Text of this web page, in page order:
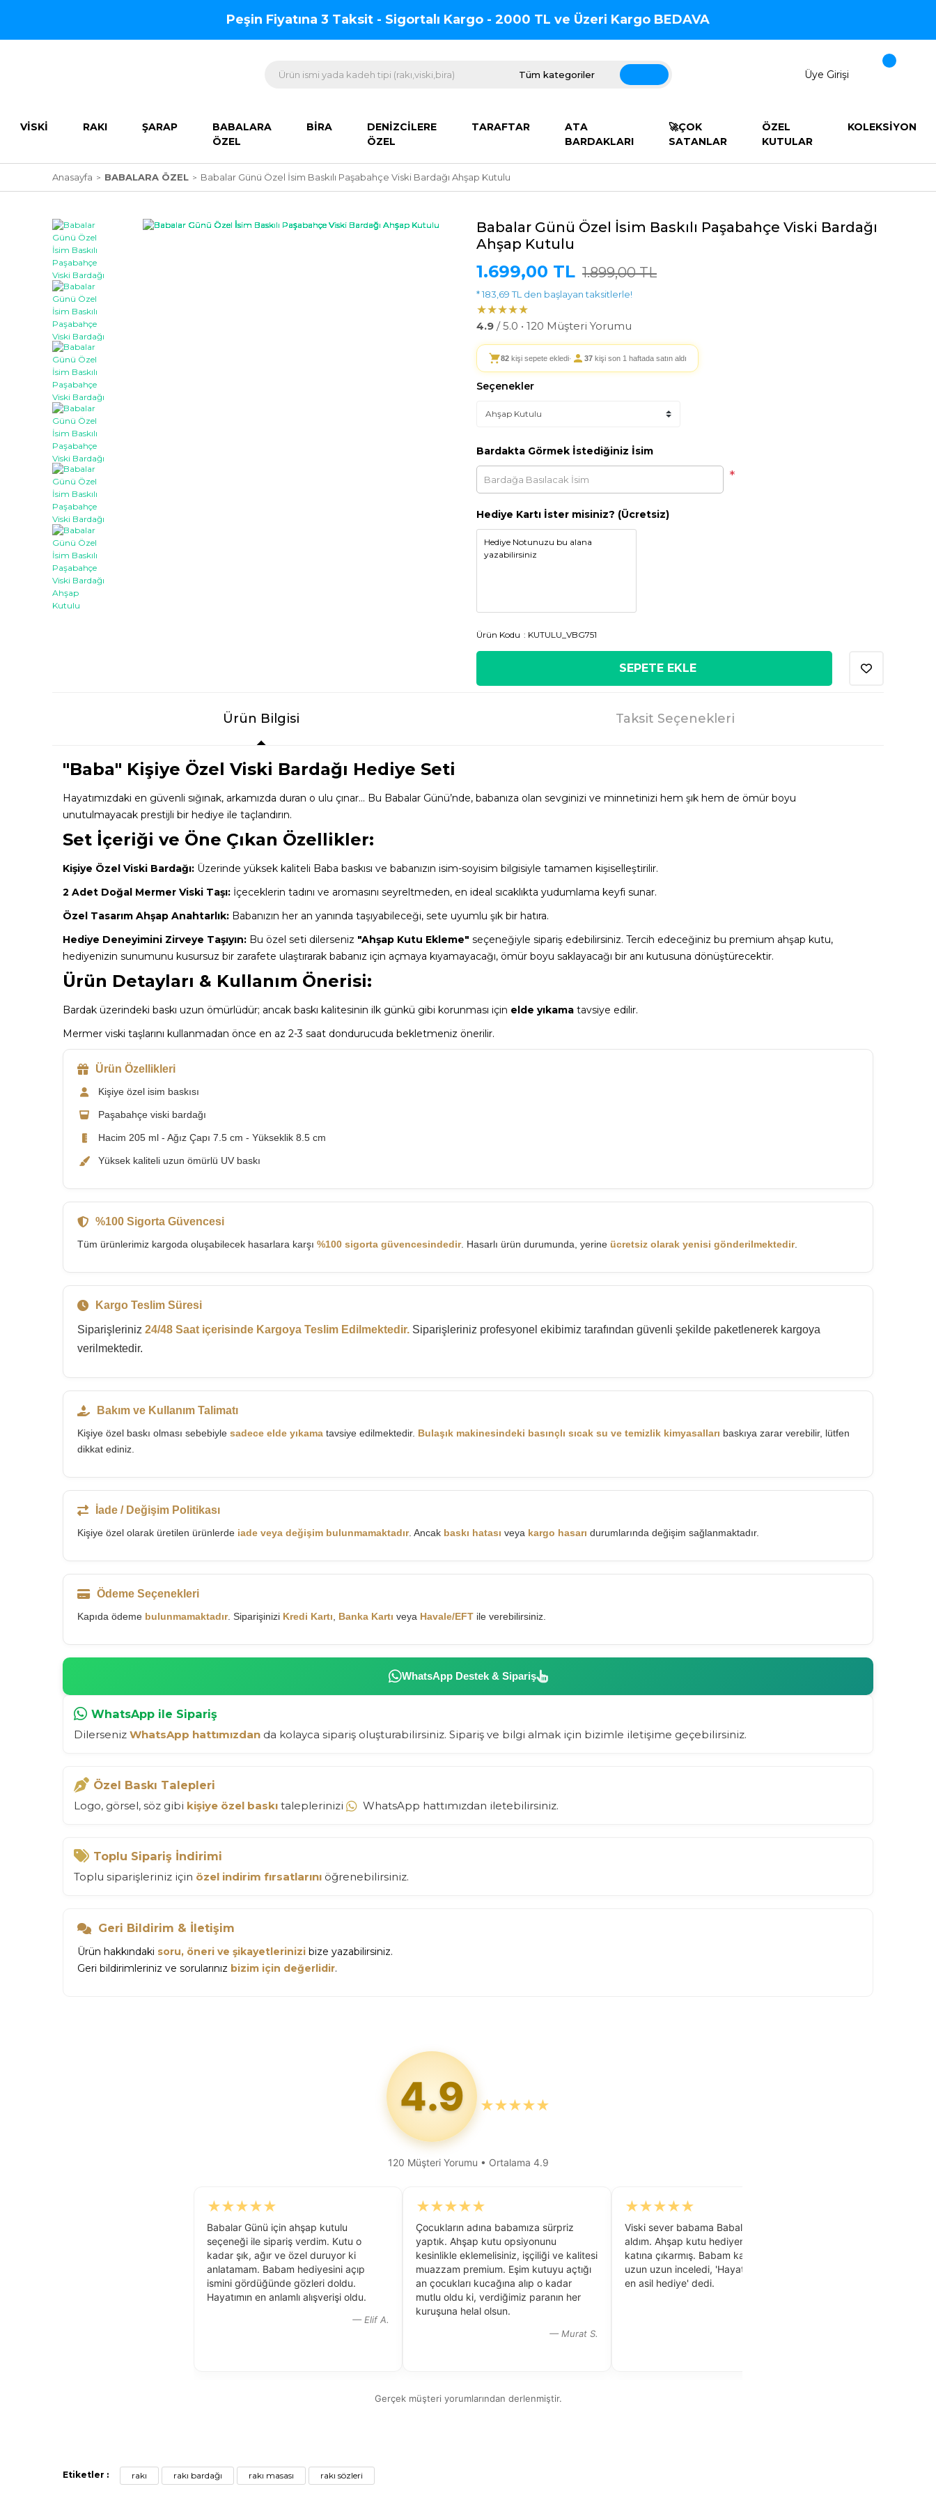
Peşin Fiyatına 3 Taksit - Sigortalı Kargo - 2000 TL ve Üzeri Kargo BEDAVA
Üye Girişi
VİSKİ RAKI ŞARAP
BABALARA
ÖZEL
BİRA
DENİZCİLERE
ÖZEL
TARAFTAR
ATA
BARDAKLARI
🚀ÇOK
SATANLAR
ÖZEL
KUTULAR
KOLEKSİYON
Anasayfa BABALARA ÖZEL Babalar Günü Özel İsim Baskılı Paşabahçe Viski Bardağı Ahşap Kutulu
Babalar Günü Özel İsim Baskılı Paşabahçe Viski Bardağı
Ahşap Kutulu
1.699,00 TL 1.899,00 TL
* 183,69 TL den başlayan taksitlerle!
★★★★★
4.9 / 5.0 • 120 Müşteri Yorumu
82 kişi sepete ekledi· 37 kişi son 1 haftada satın aldı
Seçenekler
Bardakta Görmek İstediğiniz İsim
*
Hediye Kartı İster misiniz? (Ücretsiz)
Ürün Kodu KUTULU_VBG751
SEPETE EKLE
Ürün Bilgisi Taksit Seçenekleri
"Baba" Kişiye Özel Viski Bardağı Hediye Seti
Hayatımızdaki en güvenli sığınak, arkamızda duran o ulu çınar... Bu Babalar Günü’nde, babanıza olan sevginizi ve minnetinizi hem şık hem de ömür boyu
unutulmayacak prestijli bir hediye ile taçlandırın.
Set İçeriği ve Öne Çıkan Özellikler:
Kişiye Özel Viski Bardağı: Üzerinde yüksek kaliteli Baba baskısı ve babanızın isim-soyisim bilgisiyle tamamen kişiselleştirilir.
2 Adet Doğal Mermer Viski Taşı: İçeceklerin tadını ve aromasını seyreltmeden, en ideal sıcaklıkta yudumlama keyfi sunar.
Özel Tasarım Ahşap Anahtarlık: Babanızın her an yanında taşıyabileceği, sete uyumlu şık bir hatıra.
Hediye Deneyimini Zirveye Taşıyın: Bu özel seti dilerseniz "Ahşap Kutu Ekleme" seçeneğiyle sipariş edebilirsiniz. Tercih edeceğiniz bu premium ahşap kutu,
hediyenizin sunumunu kusursuz bir zarafete ulaştırarak babanız için açmaya kıyamayacağı, ömür boyu saklayacağı bir anı kutusuna dönüştürecektir.
Ürün Detayları & Kullanım Önerisi:
Bardak üzerindeki baskı uzun ömürlüdür; ancak baskı kalitesinin ilk günkü gibi korunması için elde yıkama tavsiye edilir.
Mermer viski taşlarını kullanmadan önce en az 2-3 saat dondurucuda bekletmeniz önerilir.
Ürün Özellikleri
Kişiye özel isim baskısı
Paşabahçe viski bardağı
Hacim 205 ml - Ağız Çapı 7.5 cm - Yükseklik 8.5 cm
Yüksek kaliteli uzun ömürlü UV baskı
%100 Sigorta Güvencesi
Tüm ürünlerimiz kargoda oluşabilecek hasarlara karşı %100 sigorta güvencesindedir. Hasarlı ürün durumunda, yerine ücretsiz olarak yenisi gönderilmektedir.
Kargo Teslim Süresi
Siparişleriniz 24/48 Saat içerisinde Kargoya Teslim Edilmektedir. Siparişleriniz profesyonel ekibimiz tarafından güvenli şekilde paketlenerek kargoya
verilmektedir.
Bakım ve Kullanım Talimatı
Kişiye özel baskı olması sebebiyle sadece elde yıkama tavsiye edilmektedir. Bulaşık makinesindeki basınçlı sıcak su ve temizlik kimyasalları baskıya zarar verebilir, lütfen
dikkat ediniz.
İade / Değişim Politikası
Kişiye özel olarak üretilen ürünlerde iade veya değişim bulunmamaktadır. Ancak baskı hatası veya kargo hasarı durumlarında değişim sağlanmaktadır.
Ödeme Seçenekleri
Kapıda ödeme bulunmamaktadır. Siparişinizi Kredi Kartı Banka Kartı veya Havale/EFT ile verebilirsiniz.
WhatsApp Destek & Sipariş
WhatsApp ile Sipariş
Dilerseniz WhatsApp hattımızdan da kolayca sipariş oluşturabilirsiniz. Sipariş ve bilgi almak için bizimle iletişime geçebilirsiniz.
Özel Baskı Talepleri
Logo, görsel, söz gibi kişiye özel baskı taleplerinizi WhatsApp hattımızdan iletebilirsiniz.
Toplu Sipariş İndirimi
Toplu siparişleriniz için özel indirim fırsatlarını öğrenebilirsiniz.
Geri Bildirim & İletişim
Ürün hakkındaki soru, öneri ve şikayetlerinizi bize yazabilirsiniz.
Geri bildirimleriniz ve sorularınız bizim için değerlidir.
4.9 ★★★★★
120 Müşteri Yorumu • Ortalama 4.9
★★★★★
Babalar Günü için ahşap kutulu
seçeneği ile sipariş verdim. Kutu o
kadar şık, ağır ve özel duruyor ki
anlatamam. Babam hediyesini açıp
ismini gördüğünde gözleri doldu.
Hayatımın en anlamlı alışverişi oldu.
— Elif A.
★★★★★
Çocukların adına babamıza sürpriz
yaptık. Ahşap kutu opsiyonunu
kesinlikle eklemelisiniz, işçiliği ve kalitesi
muazzam premium. Eşim kutuyu açtığı
an çocukları kucağına alıp o kadar
mutlu oldu ki, verdiğimiz paranın her
kuruşuna helal olsun.
— Murat S.
★★★★★
Viski sever babama Babalar Günü için
aldım. Ahşap kutu hediyenin ağırlığını iki
katına çıkarmış. Babam kadehi eline alıp
uzun uzun inceledi, 'Hayatımda aldığım
en asil hediye' dedi.
Gerçek müşteri yorumlarından derlenmiştir.
Etiketler : rakı rakı bardağı rakı masası rakı sözleri